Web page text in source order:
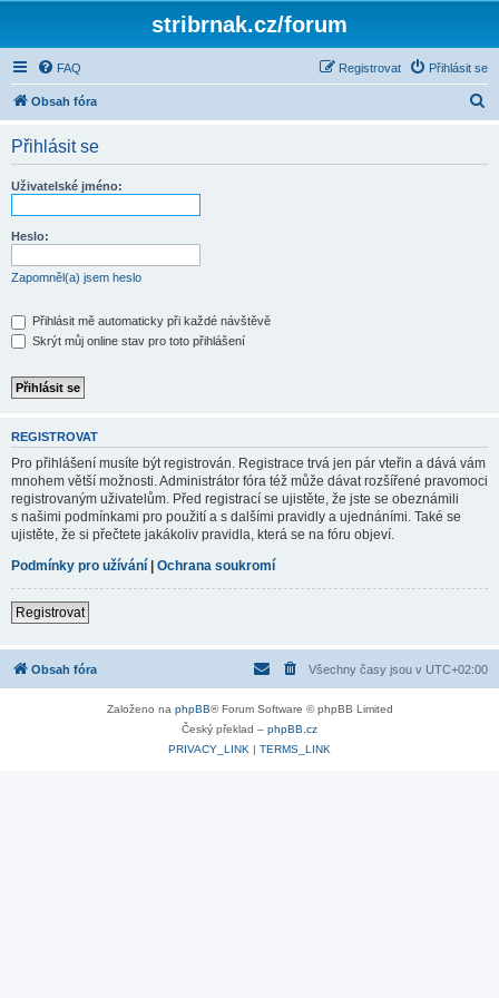
stribrnak.cz/forum
FAQ Přihlásit se
Registrovat
Obsah fóra
Přihlásit se
Uživatelské jméno:
Heslo:
Zapomněl(a) jsem heslo
Přihlásit mě automaticky při každé návštěvě
Skrýt můj online stav pro toto přihlášení
REGISTROVAT
Pro přihlášení musíte být registrován. Registrace trvá jen pár vteřin a dává vám
mnohem větší možnosti. Administrátor fóra též může dávat rozšířené pravomoci
registrovaným uživatelům. Před registrací se ujistěte, že jste se obeznámili
s našimi podmínkami pro použití a s dalšími pravidly a ujednáními. Také se
ujistěte, že si přečtete jakákoliv pravidla, která se na fóru objeví.
Podmínky pro užívání | Ochrana soukromí
Registrovat
Obsah fóra Všechny časy jsou v UTC+02:00
Založeno na phpBB® Forum Software © phpBB Limited
Český překlad – phpBB.cz
PRIVACY_LINK | TERMS_LINK